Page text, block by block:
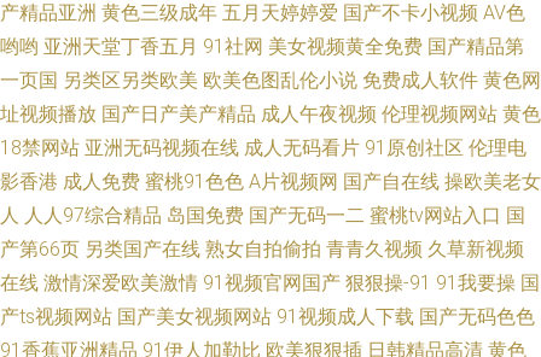
产精品亚洲 黄色三级成年 五月天婷婷爱 国产不卡小视频 AV色
哟哟 亚洲天堂丁香五月 91社网 美女视频黄全免费 国产精品第
一页国 另类区另类欧美 欧美色图乱伦小说 免费成人软件 黄色网
址视频播放 国产日产美产精品 成人午夜视频 伦理视频网站 黄色
18禁网站 亚洲无码视频在线 成人无码看片 91原创社区 伦理电
影香港 成人免费 蜜桃91色色 A片视频网 国产自在线 操欧美老女
人 人人97综合精品 岛国免费 国产无码一二 蜜桃tv网站入口 国
产第66页 另类国产在线 熟女自拍偷拍 青青久视频 久草新视频
在线 激情深爱欧美激情 91视频官网国产 狠狠操-91 91我要操 国
产ts视频网站 国产美女视频网站 91视频成人下载 国产无码色色
91香蕉亚洲精品 91伊人加勒比 欧美狠狠插 日韩精品高清 黄色